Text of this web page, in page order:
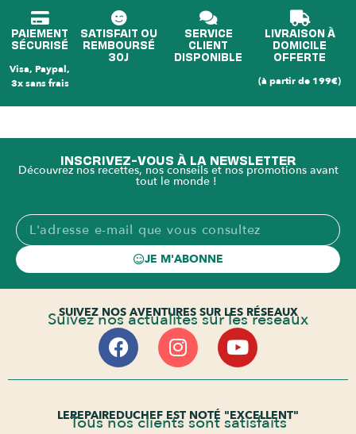
PAIEMENT
SÉCURISÉ
Visa, Paypal,
3x sans frais
SATISFAIT OU
REMBOURSÉ
30J
SERVICE
CLIENT
DISPONIBLE
LIVRAISON À
DOMICILE
OFFERTE
(à partir de 199€)
INSCRIVEZ-VOUS À LA NEWSLETTER
Découvrez nos recettes, nos conseils et nos promotions avant
tout le monde !
JE M'ABONNE
SUIVEZ NOS AVENTURES SUR LES RÉSEAUX
Suivez nos actualités sur les réseaux
LEREPAIREDUCHEF EST NOTÉ "EXCELLENT"
Tous nos clients sont satisfaits